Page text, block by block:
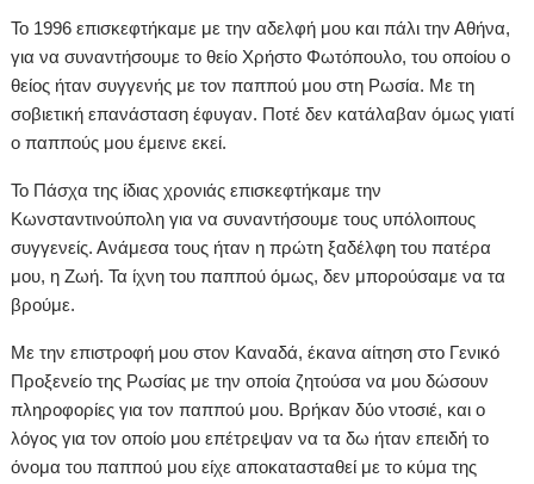
Το 1996 επισκεφτήκαμε με την αδελφή μου και πάλι την Αθήνα,
για να συναντήσουμε το θείο Χρήστο Φωτόπουλο, του οποίου ο
θείος ήταν συγγενής με τον παππού μου στη Ρωσία. Με τη
σοβιετική επανάσταση έφυγαν. Ποτέ δεν κατάλαβαν όμως γιατί
ο παππούς μου έμεινε εκεί.
Το Πάσχα της ίδιας χρονιάς επισκεφτήκαμε την
Κωνσταντινούπολη για να συναντήσουμε τους υπόλοιπους
συγγενείς. Ανάμεσα τους ήταν η πρώτη ξαδέλφη του πατέρα
μου, η Ζωή. Τα ίχνη του παππού όμως, δεν μπορούσαμε να τα
βρούμε.
Με την επιστροφή μου στον Καναδά, έκανα αίτηση στο Γενικό
Προξενείο της Ρωσίας με την οποία ζητούσα να μου δώσουν
πληροφορίες για τον παππού μου. Βρήκαν δύο ντοσιέ, και ο
λόγος για τον οποίο μου επέτρεψαν να τα δω ήταν επειδή το
όνομα του παππού μου είχε αποκατασταθεί με το κύμα της